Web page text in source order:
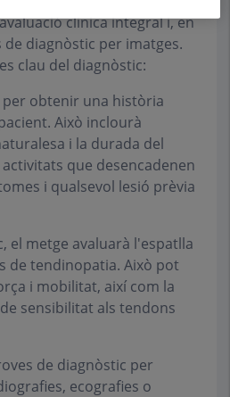
clínica integral i, en
de diagnòstic per imatges.
clau del diagnòstic:
per obtenir una història
Això inclourà
i la durada del
que desencadenen
i qualsevol lesió prèvia
el metge avaluarà l'espatlla
de tendinopatia. Això pot
i mobilitat, així com la
sensibilitat als tendons
de diagnòstic per
ecografies o